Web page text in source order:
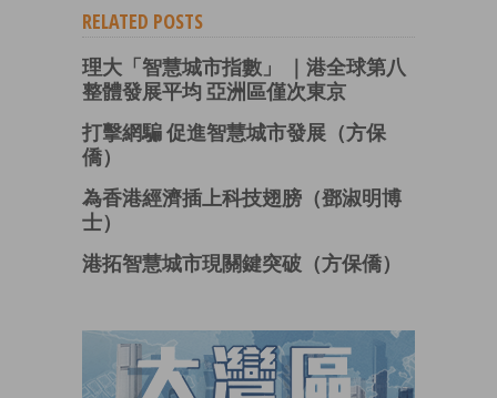
RELATED POSTS
理大「智慧城市指數」 ｜港全球第八
整體發展平均 亞洲區僅次東京
打擊網騙 促進智慧城市發展（方保
僑）
為香港經濟插上科技翅膀（鄧淑明博
士）
港拓智慧城市現關鍵突破（方保僑）